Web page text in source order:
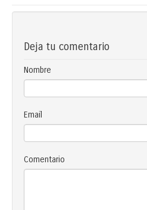
Deja tu comentario
Nombre
Email
Comentario